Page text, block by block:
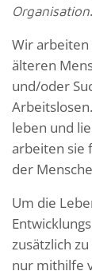
Organisation.
Wir arbeiten
älteren
und/oder
leben und
arbeiten sie
der
Um die
zusätzlich
nur mithilfe